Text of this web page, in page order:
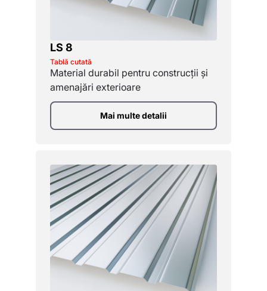
LS 8
Tablă cutată
Material durabil pentru construcții și
amenajări exterioare
Mai multe detalii